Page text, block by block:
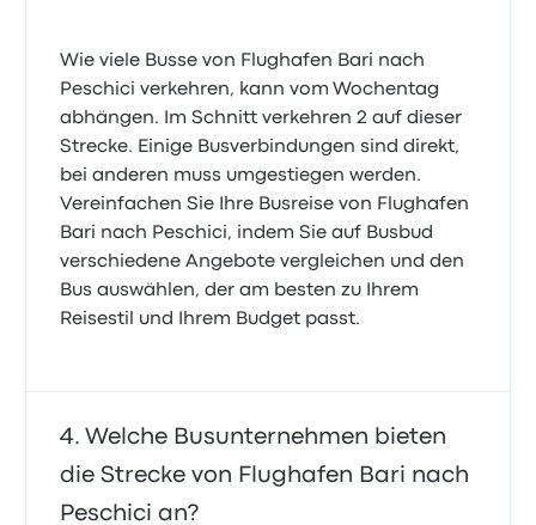
Wie viele Busse von Flughafen Bari nach
Peschici verkehren, kann vom Wochentag
abhängen. Im Schnitt verkehren 2 auf dieser
Strecke. Einige Busverbindungen sind direkt,
bei anderen muss umgestiegen werden.
Vereinfachen Sie Ihre Busreise von Flughafen
Bari nach Peschici, indem Sie auf Busbud
verschiedene Angebote vergleichen und den
Bus auswählen, der am besten zu Ihrem
Reisestil und Ihrem Budget passt.
Welche Busunternehmen bieten
die Strecke von Flughafen Bari nach
Peschici an?